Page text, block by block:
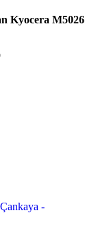
Kyocera M5026
-